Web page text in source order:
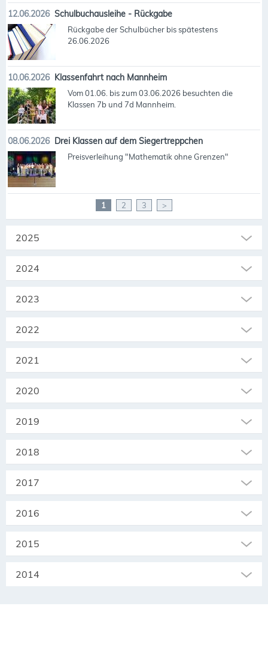
12.06.2026 Schulbuchausleihe - Rückgabe
Rückgabe der Schulbücher bis spätestens
26.06.2026
10.06.2026 Klassenfahrt nach Mannheim
Vom 01.06. bis zum 03.06.2026 besuchten die
Klassen 7b und 7d Mannheim.
08.06.2026 Drei Klassen auf dem Siegertreppchen
Preisverleihung "Mathematik ohne Grenzen"
1 2 3 >
2025
2024
2023
2022
2021
2020
2019
2018
2017
2016
2015
2014